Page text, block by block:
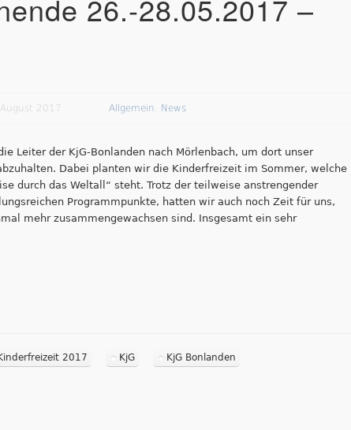
26.-28.05.2017 –
August 2017 Allgemein News
Leiter der KjG-Bonlanden nach Mörlenbach, um dort unser
Dabei planten wir die Kinderfreizeit im Sommer, welche
durch das Weltall“ steht. Trotz der teilweise anstrengender
Programmpunkte, hatten wir auch noch Zeit für uns,
mehr zusammengewachsen sind. Insgesamt ein sehr
2017 KjG KjG Bonlanden